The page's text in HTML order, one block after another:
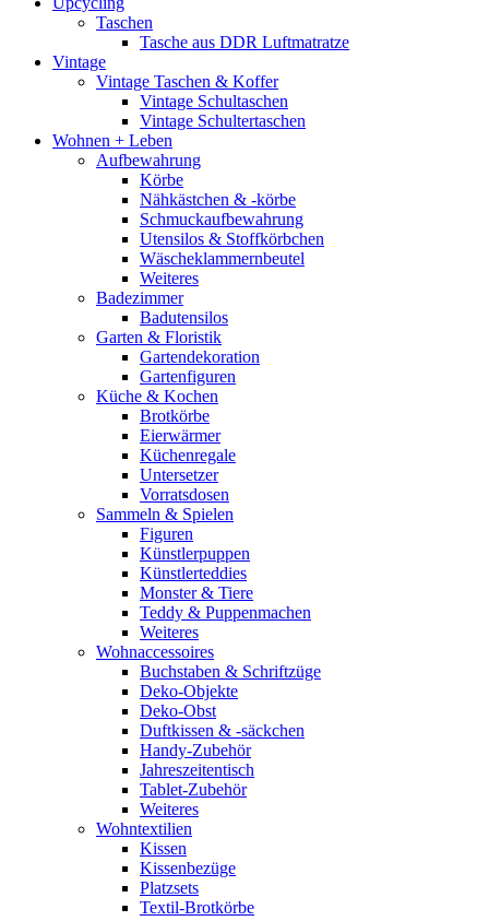
Taschen
Tasche aus DDR Luftmatratze
Vintage
Vintage Taschen & Koffer
Vintage Schultaschen
Vintage Schultertaschen
Wohnen + Leben
Aufbewahrung
Körbe
Nähkästchen & -körbe
Schmuckaufbewahrung
Utensilos & Stoffkörbchen
Wäscheklammernbeutel
Weiteres
Badezimmer
Badutensilos
Garten & Floristik
Gartendekoration
Gartenfiguren
Küche & Kochen
Brotkörbe
Eierwärmer
Küchenregale
Untersetzer
Vorratsdosen
Sammeln & Spielen
Figuren
Künstlerpuppen
Künstlerteddies
Monster & Tiere
Teddy & Puppenmachen
Weiteres
Wohnaccessoires
Buchstaben & Schriftzüge
Deko-Objekte
Deko-Obst
Duftkissen & -säckchen
Handy-Zubehör
Jahreszeitentisch
Tablet-Zubehör
Weiteres
Wohntextilien
Kissen
Kissenbezüge
Platzsets
Textil-Brotkörbe